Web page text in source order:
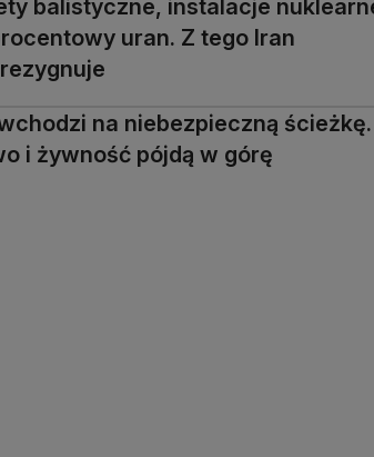
balistyczne, instalacje
uran. Z tego Iran
na niebezpieczną ścieżkę.
i żywność pójdą w górę